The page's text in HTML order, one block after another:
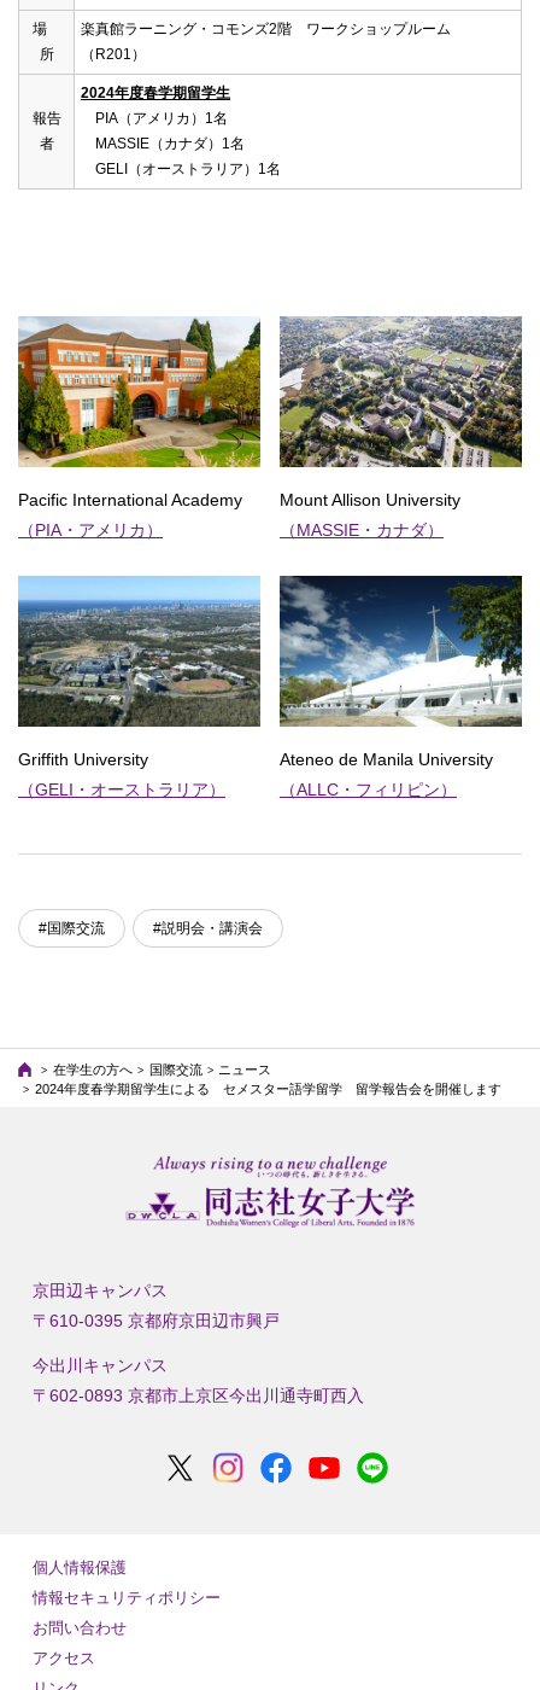
場
所
楽真館ラーニング・コモンズ2階 ワークショップルーム
（R201）
報告
者
2024年度春学期留学生
PIA（アメリカ）1名
MASSIE（カナダ）1名
GELI（オーストラリア）1名
Pacific International Academy
（PIA・アメリカ）
Mount Allison University
（MASSIE・カナダ）
Griffith University
（GELI・オーストラリア）
Ateneo de Manila University
（ALLC・フィリピン）
#国際交流 #説明会・講演会
在学生の方へ 国際交流
ニュース
2024年度春学期留学生による セメスター語学留学 留学報告会を開催します
京田辺キャンパス
〒610-0395 京都府京田辺市興戸
今出川キャンパス
〒602-0893 京都市上京区今出川通寺町西入
個人情報保護
情報セキュリティポリシー
お問い合わせ
アクセス